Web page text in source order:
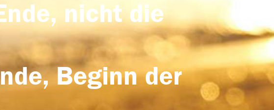
nicht die
Beginn der